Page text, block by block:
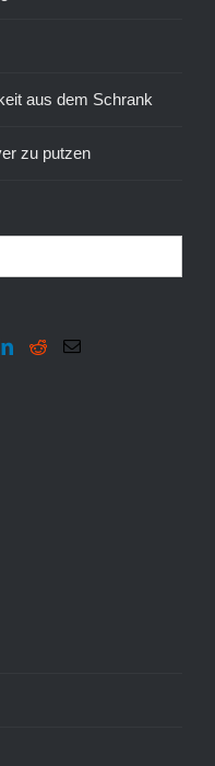
aus dem Schrank
zu putzen